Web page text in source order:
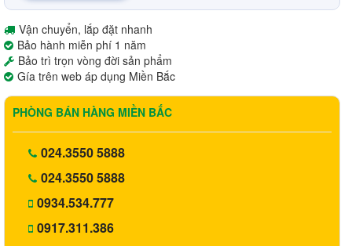
Vận chuyển, lắp đặt nhanh
Bảo hành miễn phí 1 năm
Bảo trì trọn vòng đời sản phẩm
Gía trên web áp dụng Miền Bắc
PHÒNG BÁN HÀNG MIỀN BẮC
024.3550 5888
024.3550 5888
0934.534.777
0917.311.386